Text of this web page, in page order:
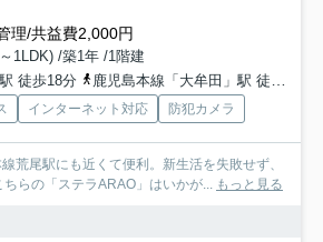
理/共益費2,000円
1LDK) /築1年 /1階建
徒歩18分
鹿児島本線「大牟田」駅 徒歩44分
インターネット対応 防犯カメラ
荒尾駅にも近くて便利。新生活を失敗せず、
らの「ステラARAO」はいかが... もっと見る